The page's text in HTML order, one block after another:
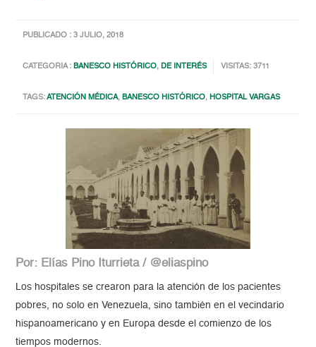
PUBLICADO : 3 JULIO, 2018
CATEGORIA :BANESCO HISTÓRICO,DE INTERÉS VISITAS: 3711
TAGS:ATENCIÓN MÉDICA,BANESCO HISTÓRICO,HOSPITAL VARGAS
Por: Elías Pino Iturrieta / @eliaspino
Los hospitales se crearon para la atención de los pacientes
pobres, no solo en Venezuela, sino también en el vecindario
hispanoamericano y en Europa desde el comienzo de los
tiempos modernos.